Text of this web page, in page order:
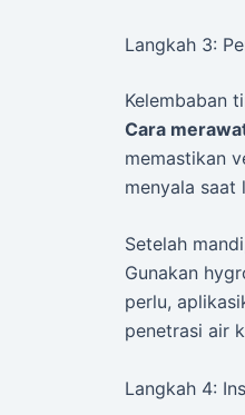
Langkah 3:
Kelembaban
Cara
memastikan
menyala saat
Setelah
Gunakan
perlu,
penetrasi air
Langkah 4: